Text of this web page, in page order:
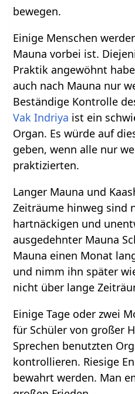
bewegen.
Einige Menschen
Mauna vorbei ist.
Praktik angewöhnt
auch nach Mauna nur
Beständige Kontrolle
Vak Indriya ist ein
Organ. Es würde auf
geben, wenn alle nur
praktizierten.
Langer Mauna und
Zeiträume hinweg sind
hartnäckigen und
ausgedehnter Mauna
Mauna einen Monat
und nimm ihn später
nicht über lange
Einige Tage oder zwei
für Schüler von großer
Sprechen benutzten
kontrollieren. Riesige
bewahrt werden. Man